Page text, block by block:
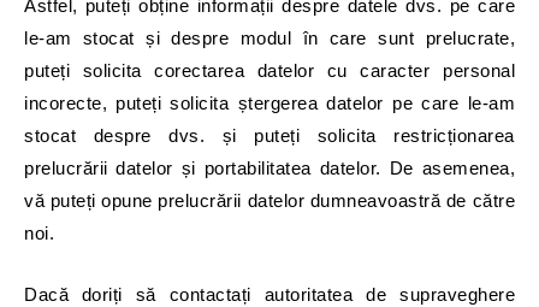
Astfel, puteți obține informații despre datele dvs. pe care
le-am stocat și despre modul în care sunt prelucrate,
puteți solicita corectarea datelor cu caracter personal
incorecte, puteți solicita ștergerea datelor pe care le-am
stocat despre dvs. și puteți solicita restricționarea
prelucrării datelor și portabilitatea datelor. De asemenea,
vă puteți opune prelucrării datelor dumneavoastră de către
noi.
Dacă doriți să contactați autoritatea de supraveghere